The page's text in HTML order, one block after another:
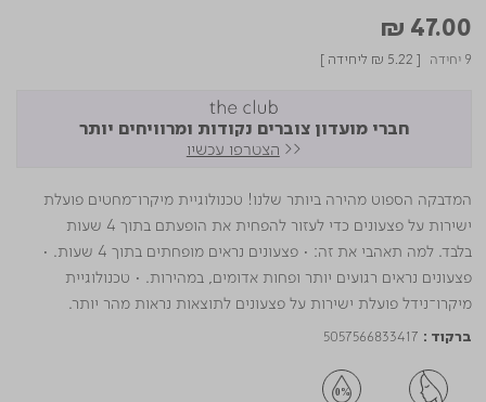
₪ 47.00
9 יחידה [
₪ 5.22 ליחידה ]
חברי מועדון צוברים נקודות ומרוויחים יותר
<< הצטרפו עכשיו
המדבקה הספוט מהירה ביותר שלנו! טכנולוגיית מיקרו־מחטים פועלת
ישירות על פצעונים כדי לעזור להפחית את הופעתם בתוך 4 שעות
בלבד. למה תאהבי את זה: • פצעונים נראים מופחתים בתוך 4 שעות. •
פצעונים נראים רגועים יותר ופחות אדומים, במהירות. • טכנולוגיית
מיקרו־נידל פועלת ישירות על פצעונים לתוצאות נראות מהר יותר.
ברקוד : 5057566833417